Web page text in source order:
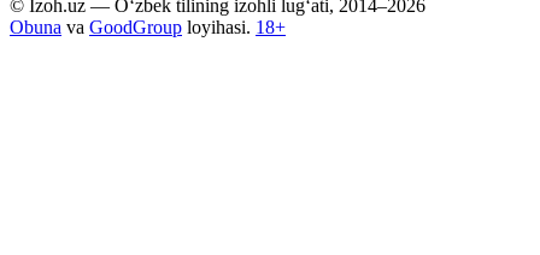
© Izoh.uz — O‘zbek tilining izohli lug‘ati, 2014–2026
Obuna va GoodGroup loyihasi. 18+